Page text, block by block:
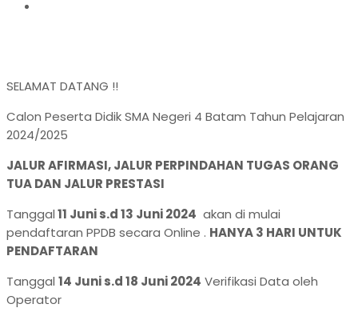
SELAMAT DATANG !!
Calon Peserta Didik SMA Negeri 4 Batam Tahun Pelajaran
2024/2025
JALUR AFIRMASI, JALUR PERPINDAHAN TUGAS ORANG
TUA DAN JALUR PRESTASI
Tanggal11 Juni s.d 13 Juni 2024 akan di mulai
pendaftaran PPDB secara Online . HANYA 3 HARI UNTUK
PENDAFTARAN
Tanggal 14 Juni s.d 18 Juni 2024 Verifikasi Data oleh
Operator